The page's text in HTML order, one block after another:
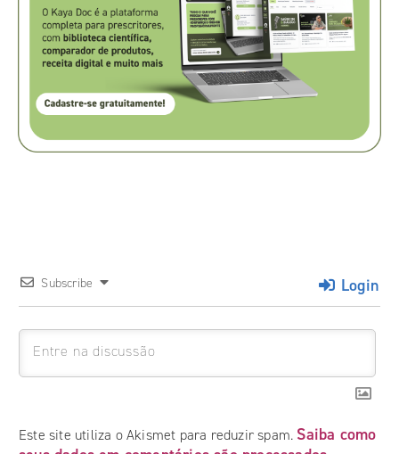
Subscribe Login
Este site utiliza o Akismet para reduzir spam. Saiba como